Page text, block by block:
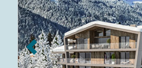
Previous